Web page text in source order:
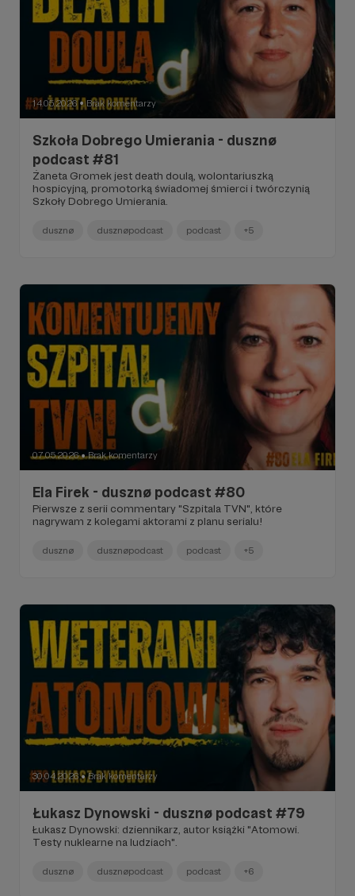
14.05.2026 ● Brak komentarzy
Szkoła Dobrego Umierania - dusznø
podcast #81
Żaneta Gromek jest death doulą, wolontariuszką
hospicyjną, promotorką świadomej śmierci i twórczynią
Szkoły Dobrego Umierania.
dusznø dusznøpodcast podcast +5
07.05.2026 ● Brak komentarzy
Ela Firek - dusznø podcast #80
Pierwsze z serii commentary "Szpitala TVN", które
nagrywam z kolegami aktorami z planu serialu!
dusznø dusznøpodcast podcast +5
30.04.2026 ● Brak komentarzy
Łukasz Dynowski - dusznø podcast #79
Łukasz Dynowski: dziennikarz, autor książki "Atomowi.
Testy nuklearne na ludziach".
dusznø dusznøpodcast podcast +6